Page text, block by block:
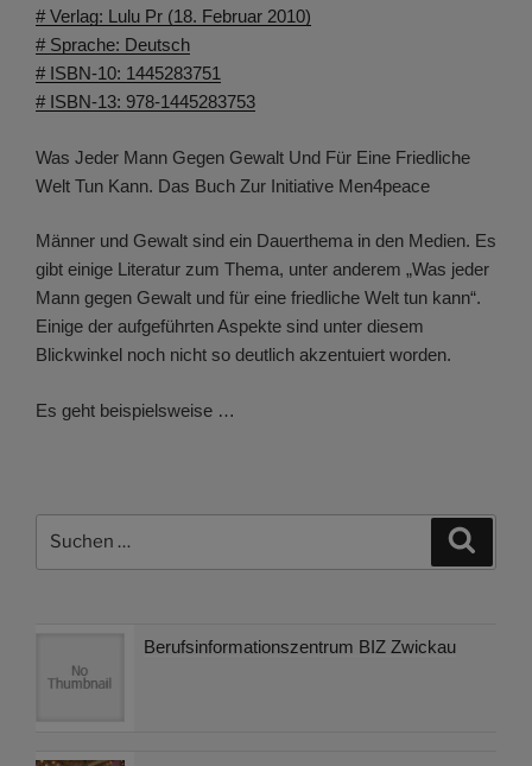
# Verlag: Lulu Pr (18. Februar 2010)
# Sprache: Deutsch
# ISBN-10: 1445283751
# ISBN-13: 978-1445283753
Was Jeder Mann Gegen Gewalt Und Für Eine Friedliche
Welt Tun Kann. Das Buch Zur Initiative Men4peace
Männer und Gewalt sind ein Dauerthema in den Medien. Es
gibt einige Literatur zum Thema, unter anderem „Was jeder
Mann gegen Gewalt und für eine friedliche Welt tun kann“.
Einige der aufgeführten Aspekte sind unter diesem
Blickwinkel noch nicht so deutlich akzentuiert worden.
Es geht beispielsweise …
Berufsinformationszentrum BIZ Zwickau